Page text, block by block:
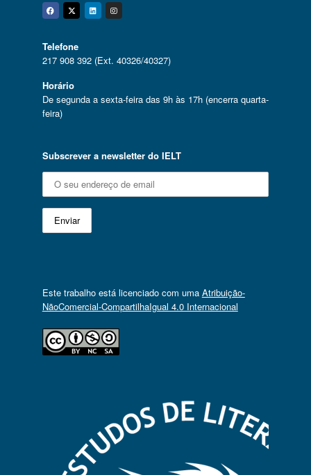
Facebook
Twitter
Linkedin
Instagram
Telefone
217 908 392 (Ext. 40326/40327)
Horário
De segunda a sexta-feira das 9h às 17h (encerra quarta-
feira)
Subscrever a newsletter do IELT
Este trabalho está licenciado com uma Atribuição-
NãoComercial-CompartilhaIgual 4.0 Internacional